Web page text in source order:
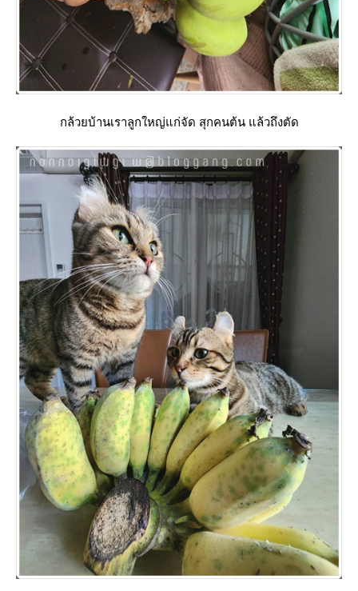
กล้วยบ้านเราลูกใหญ่แก่จัด สุกคนต้น แล้วถึงตัด